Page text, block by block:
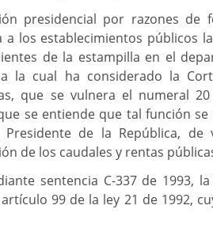
presidencial por razones de
a los establecimientos públicos
de la estampilla en el
la cual ha considerado la
que se vulnera el numeral
se entiende que tal función
de la República,
de los caudales y rentas
sentencia C-337 de 1993,
99 de la ley 21 de 1992,